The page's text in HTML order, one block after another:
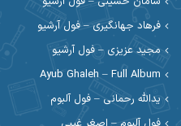
احمد صحراییان
احمد نازدار
احمدرضا امرایی
ارسلان منصوری
فرهاد جهانگیری – فول آرشیو
مجید عزیزی – فول آرشیو
Ayub Ghaleh – Full Album
یدالله رحمانی – فول آلبوم
عضویت در